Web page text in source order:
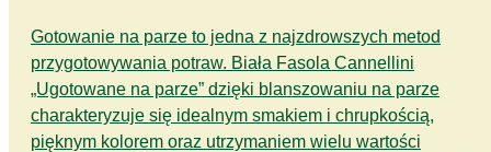
Gotowanie na parze to jedna z najzdrowszych metod
przygotowywania potraw. Biała Fasola Cannellini
„Ugotowane na parze” dzięki blanszowaniu na parze
charakteryzuje się idealnym smakiem i chrupkością,
pięknym kolorem oraz utrzymaniem wielu wartości